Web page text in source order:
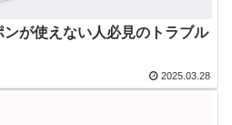
が使えない人必見のトラブル
2025.03.28